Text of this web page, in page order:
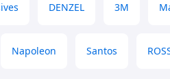
DENZEL 3М
Napoleon Santos